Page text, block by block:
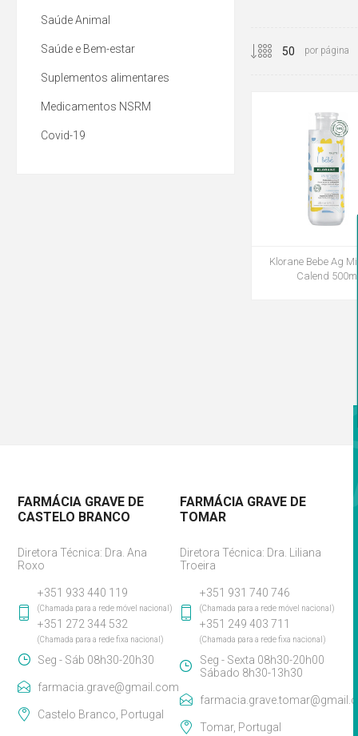
por página
Klorane Bebe Ag
Calend 500ml
Saúde Animal
Saúde e Bem-estar
Suplementos alimentares
Medicamentos NSRM
Covid-19
FARMÁCIA GRAVE DE
CASTELO BRANCO
Diretora Técnica: Dra. Ana
Roxo
+351 933 440 119
(Chamada para a rede móvel nacional)
+351 272 344 532
(Chamada para a rede fixa nacional)
Seg - Sáb 08h30-20h30
farmacia.grave@gmail.com
Castelo Branco, Portugal
FARMÁCIA GRAVE DE
TOMAR
Diretora Técnica: Dra. Liliana
Troeira
+351 931 740 746
(Chamada para a rede móvel nacional)
+351 249 403 711
(Chamada para a rede fixa nacional)
Seg - Sexta 08h30-20h00
Sábado 8h30-13h30
Tomar, Portugal